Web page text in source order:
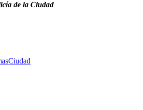
de la Ciudad
Ciudad